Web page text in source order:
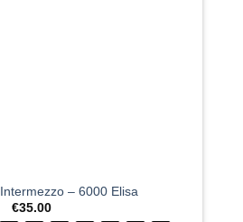
– 6000 Elisa
€35.00